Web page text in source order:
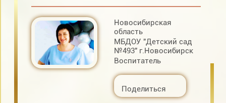
Новосибирская
область
МБДОУ "Детский сад
№493" г.Новосибирск
Воспитатель
Поделиться